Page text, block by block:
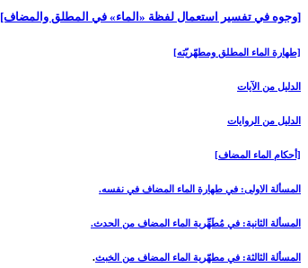
[وجوه في تفسير استعمال لفظة «الماء» في المطلق والمضاف‏]
[طهارة الماء المطلق ومطهّريّته‏]
الدليل من الآيات
الدليل من الروايات
[أحكام الماء المضاف‏]
المسألة الاولى: في طهارة الماء المضاف في نفسه.
المسألة الثانية: في مُطَهِّرية الماء المضاف من الحدث.
المسألة الثالثة: في مطهّرية الماء المضاف من الخبث.